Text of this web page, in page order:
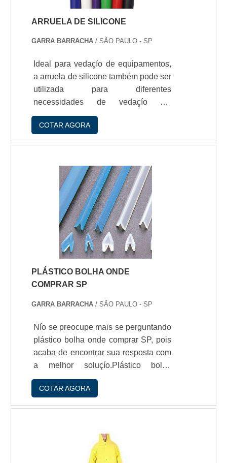
ARRUELA DE SILICONE
GARRA BARRACHA / SÃO PAULO - SP
Ideal para vedaçío de equipamentos,
a arruela de silicone também pode ser
utilizada para diferentes
necessidades de vedaçío em
indústrias em geral. Destaca-se
devido à sua capacidade de suportar
melhor pressío de
Resistência à pressío; - Suporta altas
temperaturas.Adquirir arruela de
silicone com a GG KitA GG Kit
Borrachas é uma empresa
reconhecida por sua confiabilidade e
qualidade com a qual fornece seus
produtos. As arruelas de silicone
comercializadas podem se.
COTAR AGORA
PLÁSTICO BOLHA ONDE
COMPRAR SP
GARRA BARRACHA / SÃO PAULO - SP
Nío se preocupe mais se perguntando
plástico bolha onde comprar SP, pois
acaba de encontrar sua resposta com
a melhor soluçío.Plástico bolha
resistente e seguro? Fabricaçío dentro
das normas de segurança? Você
encontra na GG Kit Borrachas! Sobre
indústrias em geral. Devido í sua
ampla possibilidade de aplicaçío e í
COTAR AGORA